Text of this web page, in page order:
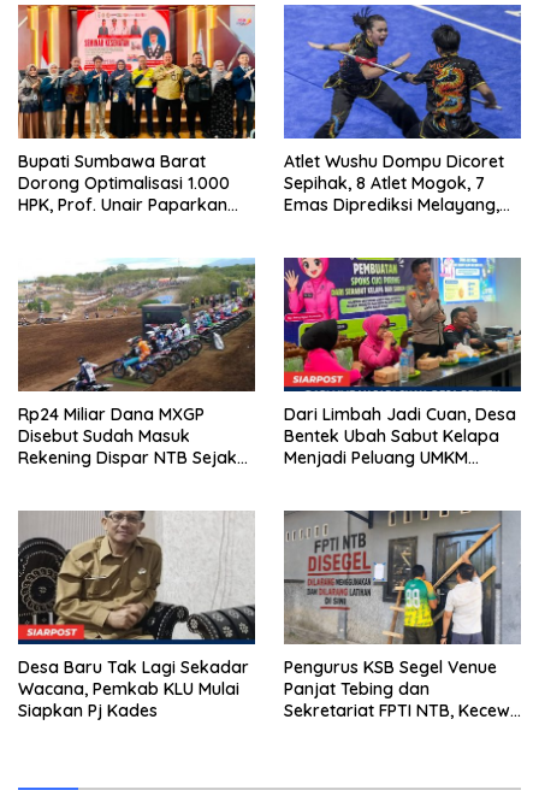
Bupati Sumbawa Barat
Dorong Optimalisasi 1.000
HPK, Prof. Unair Paparkan
Atlet Wushu Dompu Dicoret
Sepihak, 8 Atlet Mogok, 7
Emas Diprediksi Melayang,
Rp24 Miliar Dana MXGP
Disebut Sudah Masuk
Rekening Dispar NTB Sejak
Dari Limbah Jadi Cuan, Desa
Bentek Ubah Sabut Kelapa
Menjadi Peluang UMKM
Desa Baru Tak Lagi Sekadar
Wacana, Pemkab KLU Mulai
Siapkan Pj Kades
Pengurus KSB Segel Venue
Panjat Tebing dan
Sekretariat FPTI NTB, Kecewa